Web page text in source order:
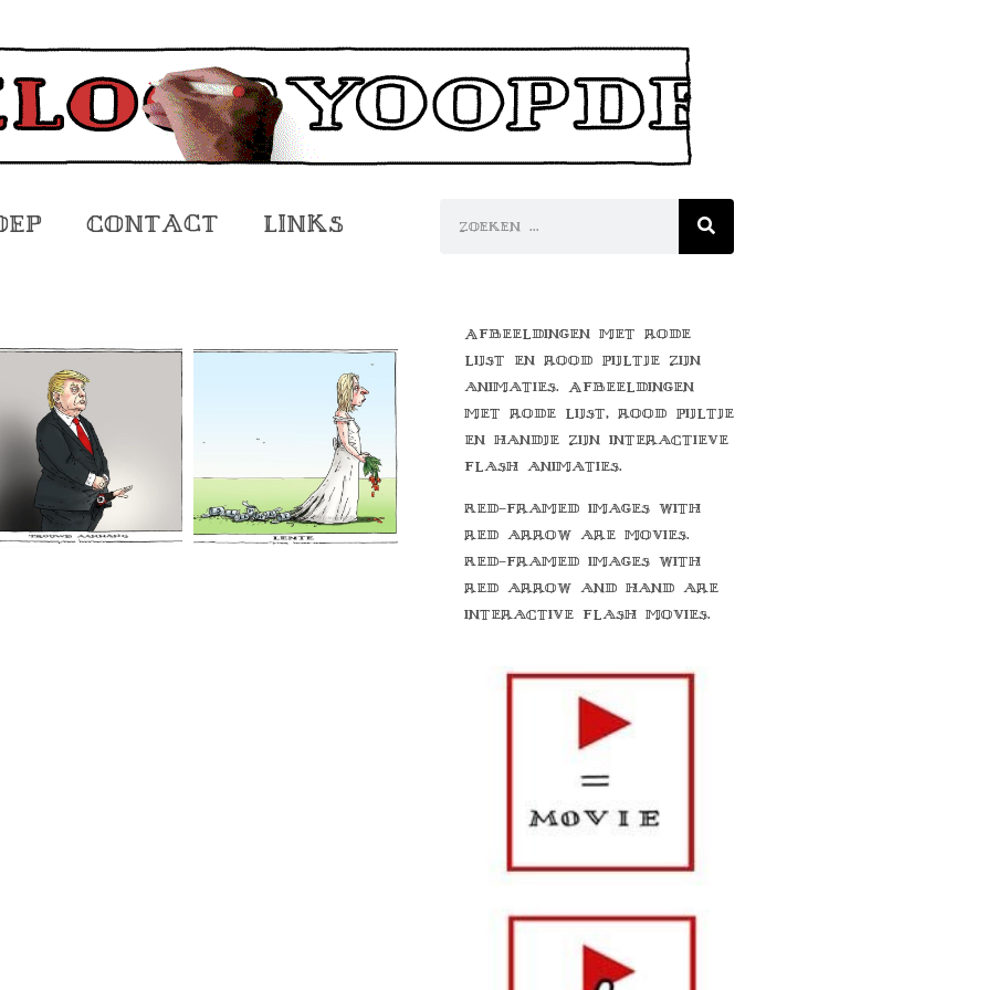
Contact Links
Afbeeldingen met rode
lijst en rood pijltje zijn
animaties. Afbeeldingen
met rode lijst, rood pijltje
en handje zijn interactieve
flash animaties.
Red-framed images with
red arrow are movies.
Red-framed images with
red arrow and hand are
interactive flash movies.